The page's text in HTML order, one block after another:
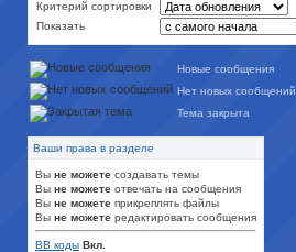
Критерий сортировки
Показать
Новые сообщения
Нет новых сообщений
Тема закрыта
Ваши права в разделе
Вы не можете создавать темы
Вы не можете отвечать на сообщения
Вы не можете прикреплять файлы
Вы не можете редактировать сообщения
BB коды Вкл.